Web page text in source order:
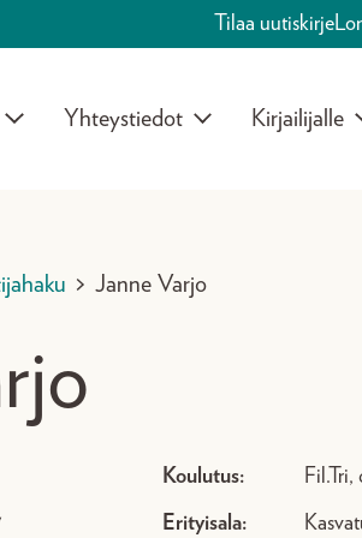
Tilaa uutiskirje
Yhteystiedot Kirjailijalle
> Janne Varjo
Koulutus: Fil.Tri,
Erityisala: